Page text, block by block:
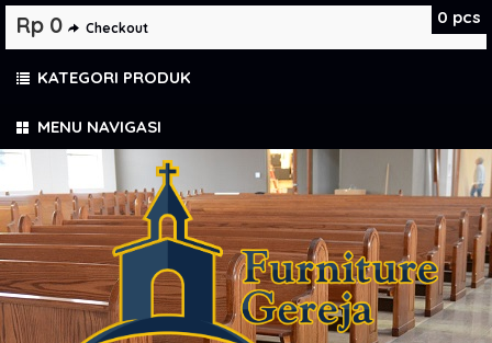
MENU NAVIGASI
0 pcs
Rp 0 Checkout
KATEGORI PRODUK